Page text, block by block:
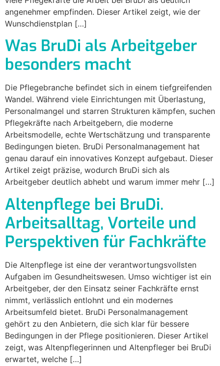
angenehmer empfinden. Dieser Artikel zeigt, wie der
Wunschdienstplan […]
Was BruDi als Arbeitgeber
besonders macht
Die Pflegebranche befindet sich in einem tiefgreifenden
Wandel. Während viele Einrichtungen mit Überlastung,
Personalmangel und starren Strukturen kämpfen, suchen
Pflegekräfte nach Arbeitgebern, die moderne
Arbeitsmodelle, echte Wertschätzung und transparente
Bedingungen bieten. BruDi Personalmanagement hat
genau darauf ein innovatives Konzept aufgebaut. Dieser
Artikel zeigt präzise, wodurch BruDi sich als
Arbeitgeber deutlich abhebt und warum immer mehr […]
Altenpflege bei BruDi.
Arbeitsalltag, Vorteile und
Perspektiven für Fachkräfte
Die Altenpflege ist eine der verantwortungsvollsten
Aufgaben im Gesundheitswesen. Umso wichtiger ist ein
Arbeitgeber, der den Einsatz seiner Fachkräfte ernst
nimmt, verlässlich entlohnt und ein modernes
Arbeitsumfeld bietet. BruDi Personalmanagement
gehört zu den Anbietern, die sich klar für bessere
Bedingungen in der Pflege positionieren. Dieser Artikel
zeigt, was Altenpflegerinnen und Altenpfleger bei BruDi
erwartet, welche […]